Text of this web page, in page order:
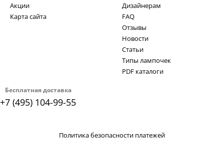
Бесплатная доставка
+7 (495) 104-99-55
Акции
Карта сайта
Дизайнерам
FAQ
Отзывы
Новости
Статьи
Типы лампочек
PDF каталоги
Политика безопасности платежей